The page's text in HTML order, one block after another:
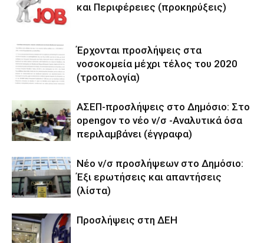
και Περιφέρειες (προκηρύξεις)
Έρχονται προσλήψεις στα
νοσοκομεία μέχρι τέλος του 2020
(τροπολογία)
ΑΣΕΠ-προσλήψεις στο Δημόσιο: Στο
opengov το νέο ν/σ -Αναλυτικά όσα
περιλαμβάνει (έγγραφα)
Νέο ν/σ προσλήψεων στο Δημόσιο:
Έξι ερωτήσεις και απαντήσεις
(λίστα)
Προσλήψεις στη ΔΕΗ